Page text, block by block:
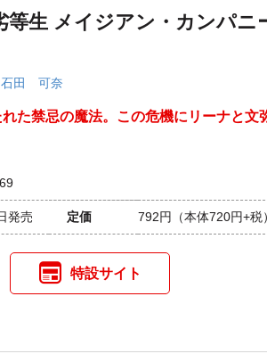
等生 メイジアン・カンパニ
石田 可奈
た禁忌の魔法。この危機にリーナと文
発売 定価 792円 （本体720円+税
特設サイト